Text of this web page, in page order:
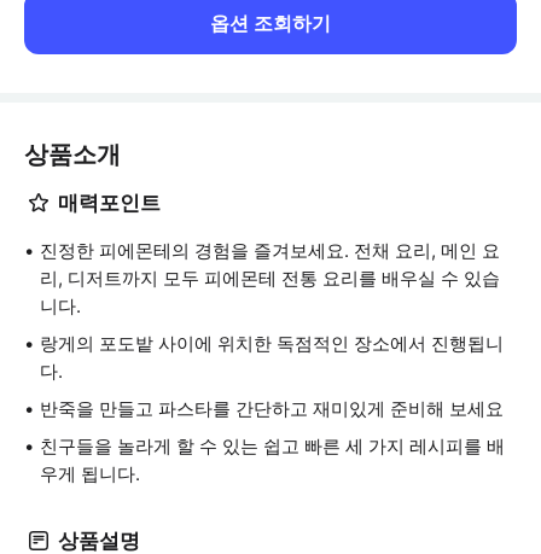
옵션 조회하기
상품소개
매력포인트
진정한 피에몬테의 경험을 즐겨보세요. 전채 요리, 메인 요
리, 디저트까지 모두 피에몬테 전통 요리를 배우실 수 있습
니다.
랑게의 포도밭 사이에 위치한 독점적인 장소에서 진행됩니
다.
반죽을 만들고 파스타를 간단하고 재미있게 준비해 보세요
친구들을 놀라게 할 수 있는 쉽고 빠른 세 가지 레시피를 배
우게 됩니다.
상품설명